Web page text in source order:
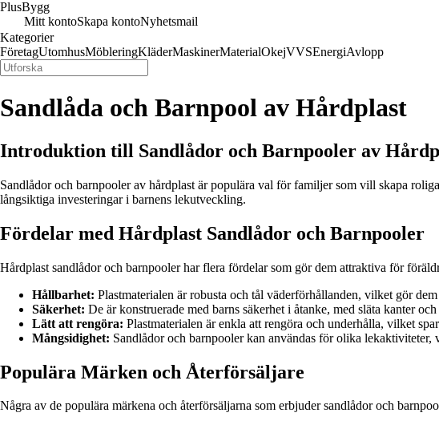
PlusBygg
Mitt kontoSkapa kontoNyhetsmail
Kategorier
FöretagUtomhusMöbleringKläderMaskinerMaterialOkejVVSEnergiAvlopp
Sandlåda och Barnpool av Hårdplast
Introduktion till Sandlådor och Barnpooler av
Sandlådor och barnpooler av hårdplast är populära val för familjer som vill skapa
långsiktiga investeringar i barnens lekutveckling.
Fördelar med Hårdplast Sandlådor och Barnpooler
Hårdplast sandlådor och barnpooler har flera fördelar som gör dem attraktiva för
Hållbarhet: Plastmaterialen är robusta och tål väderförhållanden, vilket gör
Säkerhet: De är konstruerade med barns säkerhet i åtanke, med släta kanter och
Lätt att rengöra: Plastmaterialen är enkla att rengöra och underhålla, vilket
Mångsidighet: Sandlådor och barnpooler kan användas för olika
Populära Märken och Återförsäljare
Några av de populära märkena och återförsäljarna som erbjuder sandlådor och